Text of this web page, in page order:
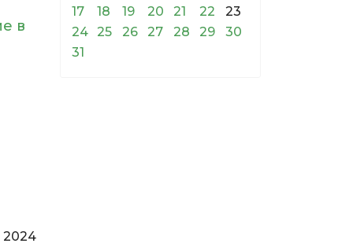
в
2024
17
18 19 20 21 22
23
24
25 26 27 28 29
30
31